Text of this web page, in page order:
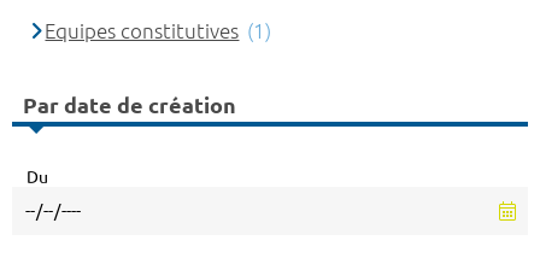
Equipes constitutives (1)
Par date de création
Du